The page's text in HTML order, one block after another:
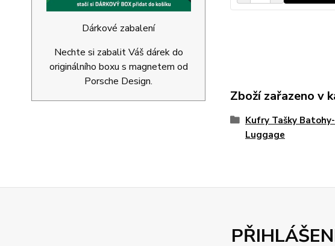
Dárkové zabalení
Nechte si zabalit Váš dárek do
originálního boxu s magnetem od
Porsche Design.
Zboží zařazeno v
Kufry Tašky
Luggage